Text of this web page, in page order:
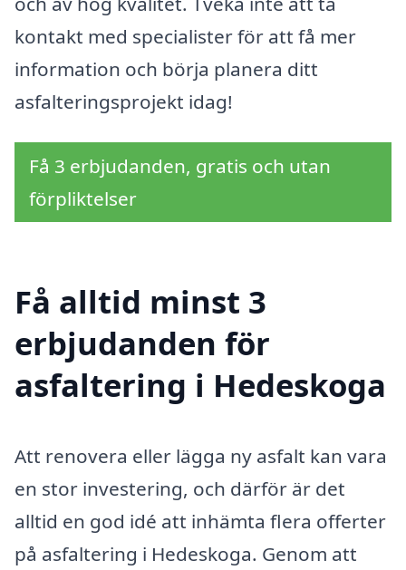
kontakt med specialister för att få mer
information och börja planera ditt
asfalteringsprojekt idag!
Få 3 erbjudanden, gratis och utan
förpliktelser
Få alltid minst 3
erbjudanden för
asfaltering i Hedeskoga
Att renovera eller lägga ny asfalt kan vara
en stor investering, och därför är det
alltid en god idé att inhämta flera offerter
på asfaltering i Hedeskoga. Genom att